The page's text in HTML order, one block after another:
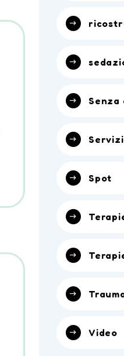
Senza
Spot
Video